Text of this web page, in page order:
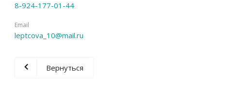
8-924-177-01-44
Email
leptcova_10@mail.ru
Вернуться